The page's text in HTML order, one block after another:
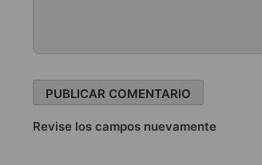
Revise los campos nuevamente